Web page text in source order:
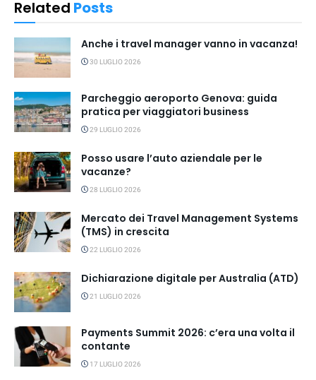
Related Posts
Anche i travel manager vanno in vacanza!
30 LUGLIO 2026
Parcheggio aeroporto Genova: guida
pratica per viaggiatori business
29 LUGLIO 2026
Posso usare l’auto aziendale per le
vacanze?
28 LUGLIO 2026
Mercato dei Travel Management Systems
(TMS) in crescita
22 LUGLIO 2026
Dichiarazione digitale per Australia (ATD)
21 LUGLIO 2026
Payments Summit 2026: c’era una volta il
contante
17 LUGLIO 2026